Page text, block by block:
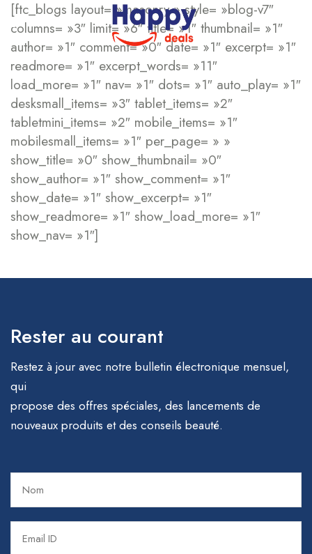
[ftc_blogs layout= »masonry » style= »blog-v7″
columns= »3″ limit= »6″ title= »1″ thumbnail= »1″
author= »1″ comment= »0″ date= »1″ excerpt= »1″
readmore= »1″ excerpt_words= »11″
load_more= »1″ nav= »1″ dots= »1″ auto_play= »1″
desksmall_items= »3″ tablet_items= »2″
tabletmini_items= »2″ mobile_items= »1″
mobilesmall_items= »1″ per_page= » »
show_title= »0″ show_thumbnail= »0″
show_author= »1″ show_comment= »1″
show_date= »1″ show_excerpt= »1″
show_readmore= »1″ show_load_more= »1″
show_nav= »1″]
Rester au courant
Restez à jour avec notre bulletin électronique mensuel,
qui
propose des offres spéciales, des lancements de
nouveaux produits et des conseils beauté.